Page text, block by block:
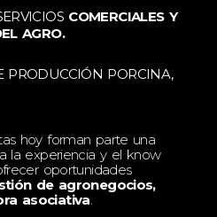
COMERCIALES Y
AGRO.
PRODUCCIÓN PORCINA,
hoy forman parte una
la experiencia y el know
oportunidades
de agronegocios,
asociativa